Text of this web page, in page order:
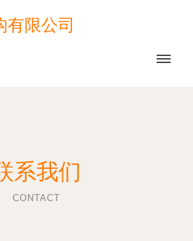
有限公司
系我们
CONTACT